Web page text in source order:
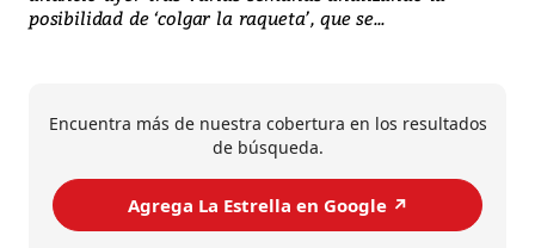
posibilidad de ‘colgar la raqueta’, que se...
Encuentra más de nuestra cobertura en los resultados
de búsqueda.
Agrega La Estrella en Google ↗️